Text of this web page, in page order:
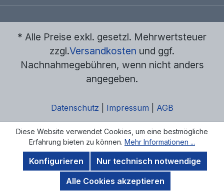
* Alle Preise exkl. gesetzl. Mehrwertsteuer
zzgl.Versandkosten und ggf.
Nachnahmegebühren, wenn nicht anders
angegeben.
Datenschutz Impressum AGB
Diese Website verwendet Cookies, um eine bestmögliche
Erfahrung bieten zu können. Mehr Informationen ...
Nur technisch notwendige
Konfigurieren
Alle Cookies akzeptieren